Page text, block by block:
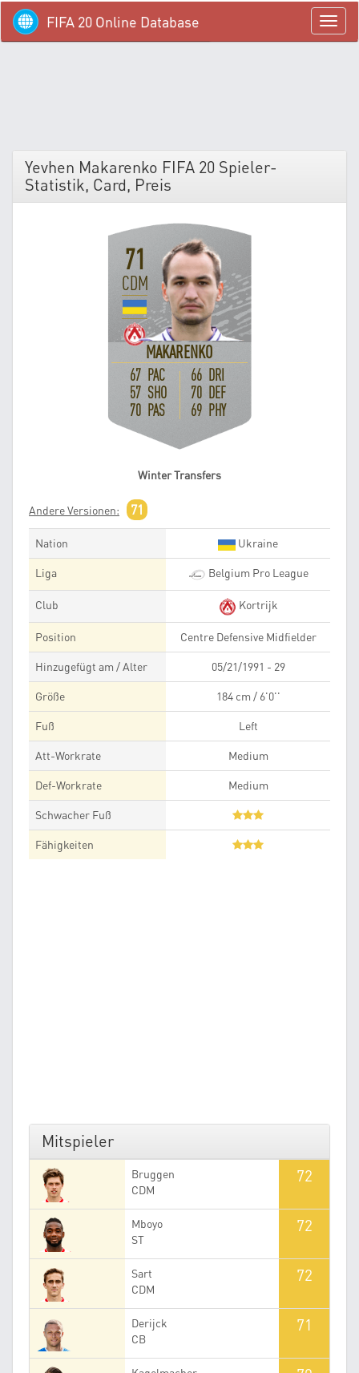
menü
FIFA 20 Online Database
Yevhen Makarenko FIFA 20 Spieler-
Statistik, Card, Preis
71
CDM
MAKARENKO
67 PAC
57 SHO
70 PAS
66 DRI
70 DEF
69 PHY
Winter Transfers
Andere Versionen: 71
Nation Ukraine
Liga Belgium Pro League
Club Kortrijk
Position Centre Defensive Midfielder
Hinzugefügt am / Alter 05/21/1991 - 29
Größe 184 cm / 6'0''
Fuß Left
Att-Workrate Medium
Def-Workrate Medium
Schwacher Fuß
Fähigkeiten
Mitspieler
Bruggen
CDM
72
Mboyo
ST
72
Sart
CDM
72
Derijck
CB
71